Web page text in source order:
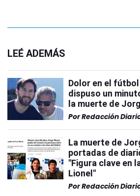
LEÉ ADEMÁS
Dolor en el
dispuso un
la muerte de
PorRedacción
La muerte de
portadas de
"Figura clave en
Lionel"
PorRedacción